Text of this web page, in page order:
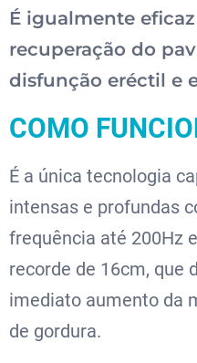
É igualmente
recuperação do
disfunção eréctil e
COMO
É a única tecnologia
intensas e profundas
frequência até 200Hz
recorde de 16cm, que
imediato aumento da
de gordura.